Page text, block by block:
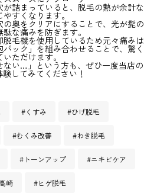
詰まっていると、脱毛の熱が余計な
すくなります。
奥をクリアにすることで、光が髭の
な痛みを防ぎます。
毛機を使用しているため元々痛みは
ック」を組み合わせることで、驚く
ただけます。
ない…」という方も、ぜひ一度当店の
してみてください！
#くすみ #ひげ脱毛
#むくみ改善 #わき脱毛
#トーンアップ #ニキビケア
崎 #ヒゲ脱毛